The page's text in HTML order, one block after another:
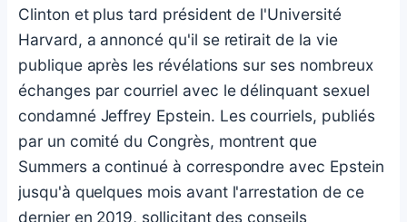
Clinton et plus tard président de l'Université
Harvard, a annoncé qu'il se retirait de la vie
publique après les révélations sur ses nombreux
échanges par courriel avec le délinquant sexuel
condamné Jeffrey Epstein. Les courriels, publiés
par un comité du Congrès, montrent que
Summers a continué à correspondre avec Epstein
jusqu'à quelques mois avant l'arrestation de ce
dernier en 2019, sollicitant des conseils